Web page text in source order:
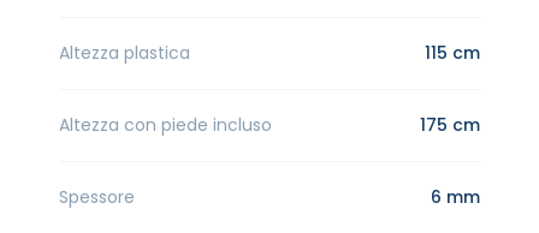
Altezza plastica 115 cm
Altezza con piede incluso 175 cm
Spessore 6 mm